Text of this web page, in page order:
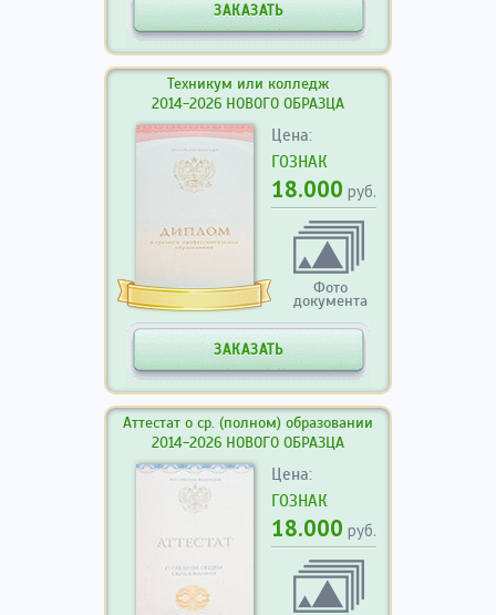
ЗАКАЗАТЬ
Техникум или колледж
2014-2026 НОВОГО ОБРАЗЦА
Цена:
ГОЗНАК
18.000 руб.
Фото
документа
ЗАКАЗАТЬ
Аттестат о ср. (полном) образовании
2014-2026 НОВОГО ОБРАЗЦА
Цена:
ГОЗНАК
18.000 руб.